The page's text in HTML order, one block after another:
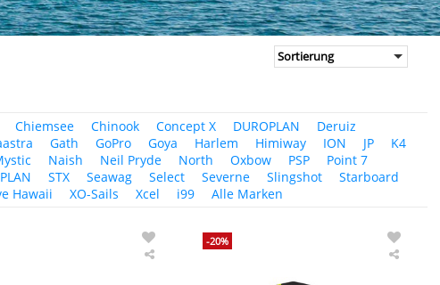
Chiemsee Chinook Concept X DUROPLAN
Deruiz
Gath GoPro Goya Harlem Himiway ION JP
K4
Naish Neil Pryde North Oxbow PSP
Point 7
STX Seawag Select Severne Slingshot
Starboard
Hawaii XO-Sails Xcel i99 Alle Marken
-20%